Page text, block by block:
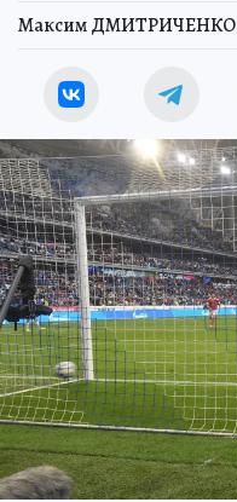
Максим ДМИТРИЧЕНКО